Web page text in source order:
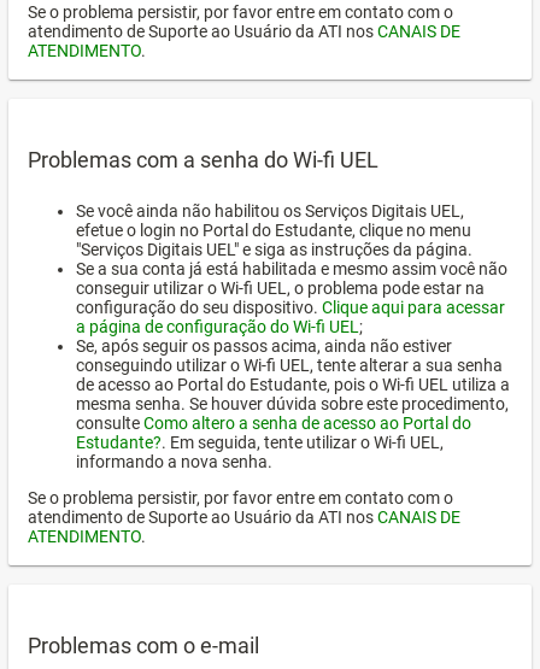
Se o problema persistir, por favor entre em contato com o
atendimento de Suporte ao Usuário da ATI nosCANAIS DE
ATENDIMENTO.
Problemas com a senha do Wi-fi UEL
Se você ainda não habilitou os Serviços Digitais UEL,
efetue o login no Portal do Estudante, clique no menu
"Serviços Digitais UEL" e siga as instruções da página.
Se a sua conta já está habilitada e mesmo assim você não
conseguir utilizar o Wi-fi UEL, o problema pode estar na
configuração do seu dispositivo. Clique aqui para acessar
a página de configuração do Wi-fi UEL ;
Se, após seguir os passos acima, ainda não estiver
conseguindo utilizar o Wi-fi UEL, tente alterar a sua senha
de acesso ao Portal do Estudante, pois o Wi-fi UEL utiliza a
mesma senha. Se houver dúvida sobre este procedimento,
consulteComo altero a senha de acesso ao Portal do
Estudante?. Em seguida, tente utilizar o Wi-fi UEL,
informando a nova senha.
Se o problema persistir, por favor entre em contato com o
atendimento de Suporte ao Usuário da ATI nosCANAIS DE
ATENDIMENTO.
Problemas com o e-mail